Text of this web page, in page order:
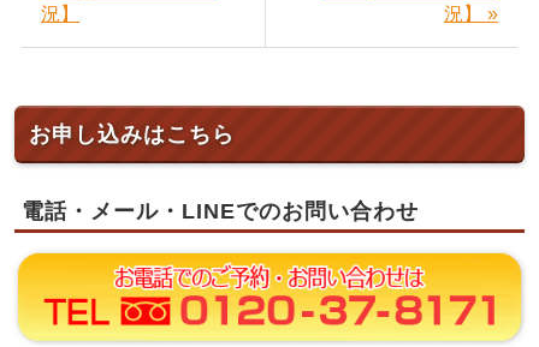
況】
況】 »
お申し込みはこちら
電話・メール・LINEでのお問い合わせ